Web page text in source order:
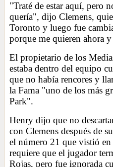
"Traté de estar aquí, pero
quería", dijo Clemens,
Toronto y luego fue
porque me quieren ahora
El propietario de los
estaba dentro del equipo
que no había rencores y
la Fama "uno de los más
Park".
Henry dijo que no
con Clemens después de
el número 21 que vistió
requiere que el jugador
Rojas, pero fue ignorada